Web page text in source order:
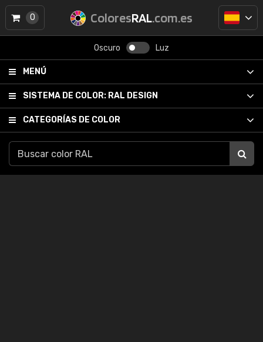
ColoresRAL.com.es
Oscuro Luz
MENÚ
SISTEMA DE COLOR: RAL DESIGN
CATEGORÍAS DE COLOR
0